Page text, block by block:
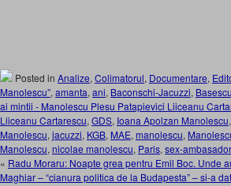
Posted in Analize, Colimatorul, Documentare,
Manolescu”, amanta, ani, Baconschi-Jacuzzi, Basescu
ai mintii - Manolescu Plesu Patapievici Liiceanu
Liiceanu Cartarescu, GDS, Ioana Apolzan Manolescu,
Manolescu, jacuzzi, KGB, MAE, manolescu,
Manolescu, nicolae manolescu, Paris, sex-
« Radu Moraru: Noapte grea pentru Emil Boc. Unde
Maghiar – “cianura politica de la Budapesta” – si-a